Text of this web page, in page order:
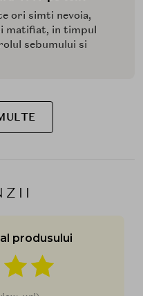
ori simti nevoia,
matifiat, in timpul
sebumului si
produsului